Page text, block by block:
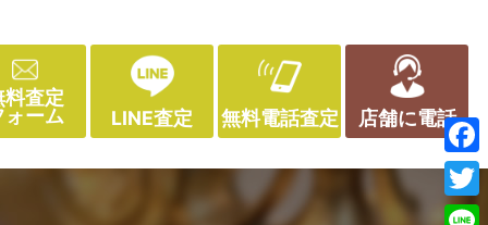
料査定
ォーム
LINE査定 無料電話査定 店舗に電話